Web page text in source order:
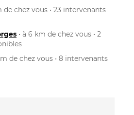
de chez vous • 23 intervenants
• à 6 km de chez vous • 2
km de chez vous • 8 intervenants